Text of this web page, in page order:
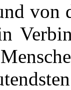
von